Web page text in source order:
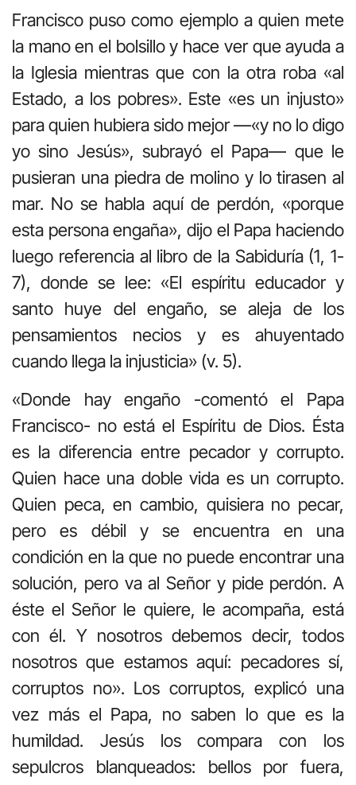
Francisco puso como ejemplo a quien mete
la mano en el bolsillo y hace ver que ayuda a
la Iglesia mientras que con la otra roba «al
Estado, a los pobres». Este «es un injusto»
para quien hubiera sido mejor —«y no lo digo
yo sino Jesús», subrayó el Papa— que le
pusieran una piedra de molino y lo tirasen al
mar. No se habla aquí de perdón, «porque
esta persona engaña», dijo el Papa haciendo
luego referencia al libro de la Sabiduría (1, 1-
7), donde se lee: «El espíritu educador y
santo huye del engaño, se aleja de los
pensamientos necios y es ahuyentado
cuando llega la injusticia» (v. 5).
«Donde hay engaño -comentó el Papa
Francisco- no está el Espíritu de Dios. Ésta
es la diferencia entre pecador y corrupto.
Quien hace una doble vida es un corrupto.
Quien peca, en cambio, quisiera no pecar,
pero es débil y se encuentra en una
condición en la que no puede encontrar una
solución, pero va al Señor y pide perdón. A
éste el Señor le quiere, le acompaña, está
con él. Y nosotros debemos decir, todos
nosotros que estamos aquí: pecadores sí,
corruptos no». Los corruptos, explicó una
vez más el Papa, no saben lo que es la
humildad. Jesús los compara con los
sepulcros blanqueados: bellos por fuera,